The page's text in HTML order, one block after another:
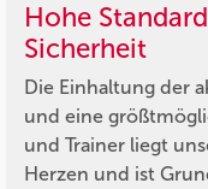
Hohe
Sicherheit
Die Einhaltung der
und eine
und Trainer liegt
Herzen und ist